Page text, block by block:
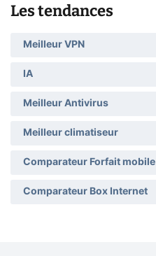
Les tendances
Meilleur VPN
IA
Meilleur Antivirus
Meilleur climatiseur
Comparateur Forfait mobile
Comparateur Box Internet